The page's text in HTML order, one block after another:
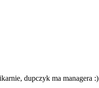
dupczyk ma managera :)